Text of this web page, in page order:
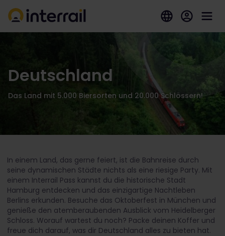
Deutschland
Das Land mit 5.000 Biersorten und 20.000 Schlössern!
In einem Land, das gerne feiert, ist die Bahnreise durch
seine dynamischen Städte nichts als eine riesige Party. Mit
einem Interrail Pass kannst du die historische Stadt
Hamburg entdecken und das einzigartige Nachtleben
Berlins erkunden. Besuche das Oktoberfest in München und
genieße den atemberaubenden Ausblick vom Heidelberger
Schloss. Worauf wartest du noch? Packe deinen Koffer und
freue dich darauf, was dir Deutschland alles zu bieten hat.